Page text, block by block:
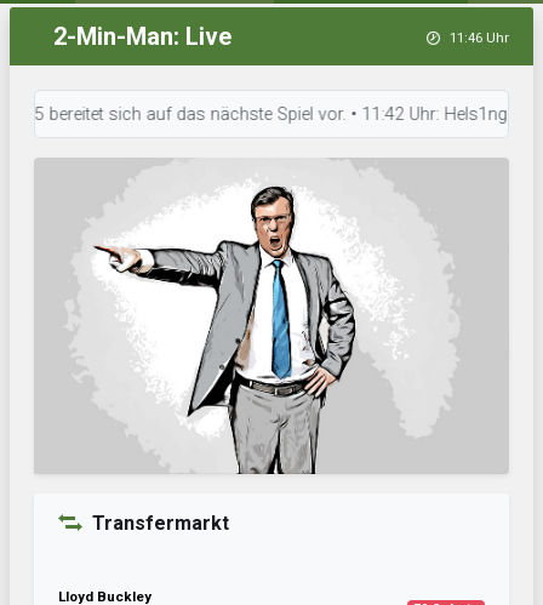
2-Min-Man: Live 11:46 Uhr
sich auf das nächste Spiel vor. • 11:42 Uhr: Hels1ng3orgs
Transfermarkt
Lloyd Buckley